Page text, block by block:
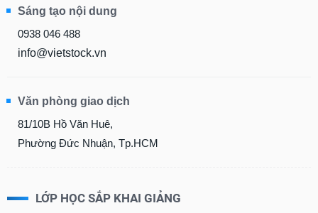
Sáng tạo nội dung
0938 046 488
info@vietstock.vn
Văn phòng giao dịch
81/10B Hồ Văn Huê,
Phường Đức Nhuận, Tp.HCM
LỚP HỌC SẮP KHAI GIẢNG